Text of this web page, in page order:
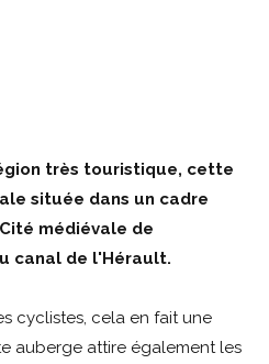
très touristique, cette
située dans un cadre
médiévale de
canal de l'Hérault.
cyclistes, cela en fait une
auberge attire également les